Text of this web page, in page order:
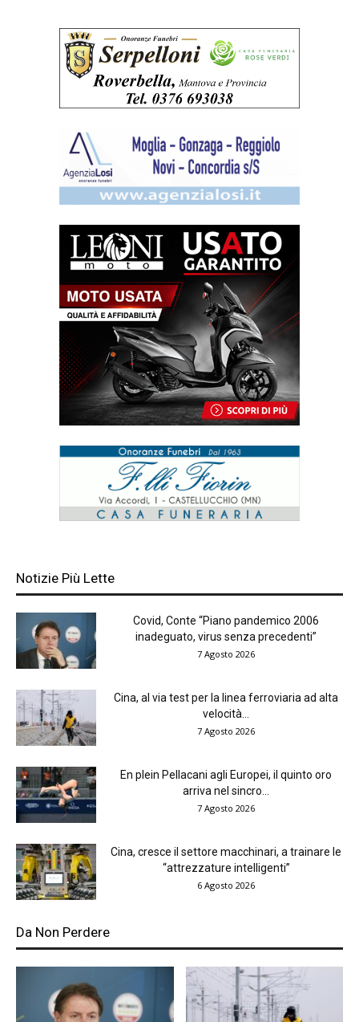
Notizie Più Lette
Covid, Conte “Piano pandemico 2006
inadeguato, virus senza precedenti”
7 Agosto 2026
Cina, al via test per la linea ferroviaria ad alta
velocità...
7 Agosto 2026
En plein Pellacani agli Europei, il quinto oro
arriva nel sincro...
7 Agosto 2026
Cina, cresce il settore macchinari, a trainare le
“attrezzature intelligenti”
6 Agosto 2026
Da Non Perdere